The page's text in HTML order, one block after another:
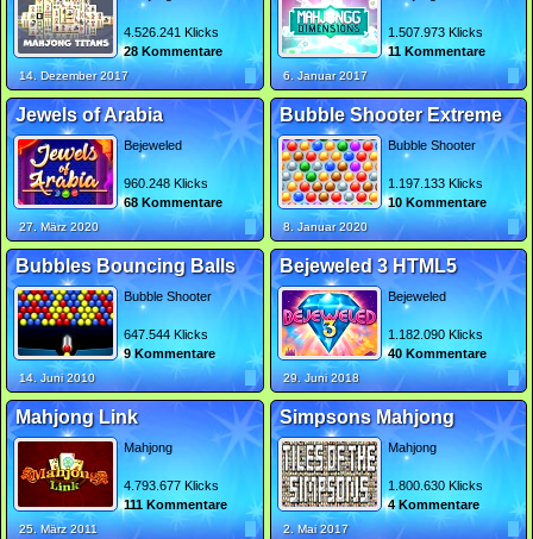
4.526.241 Klicks
28 Kommentare
14. Dezember 2017
1.507.973 Klicks
11 Kommentare
6. Januar 2017
Jewels of Arabia
Bejeweled
960.248 Klicks
68 Kommentare
27. März 2020
Bubble Shooter Extreme
Bubble Shooter
1.197.133 Klicks
10 Kommentare
8. Januar 2020
Bubbles Bouncing Balls
Bubble Shooter
647.544 Klicks
9 Kommentare
14. Juni 2010
Bejeweled 3 HTML5
Bejeweled
1.182.090 Klicks
40 Kommentare
29. Juni 2018
Mahjong Link
Mahjong
4.793.677 Klicks
111 Kommentare
25. März 2011
Simpsons Mahjong
Mahjong
1.800.630 Klicks
4 Kommentare
2. Mai 2017